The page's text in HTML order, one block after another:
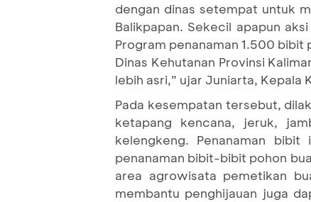
dengan dinas setempat untuk
Balikpapan. Sekecil apapun
Program penanaman 1.500 bibit
Dinas Kehutanan Provinsi
lebih asri,” ujar Juniarta, Kepala
Pada kesempatan tersebut,
ketapang kencana, jeruk,
kelengkeng. Penanaman
penanaman bibit-bibit pohon
area agrowisata pemetikan
membantu penghijauan juga